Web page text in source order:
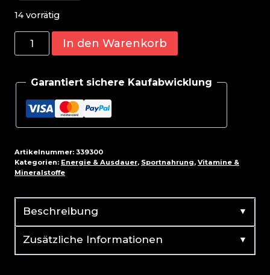
14 vorrätig
BioTech
Daily
-
30
Packs
Menge
In den Warenkorb
Garantiert sichere Kaufabwicklung
Artikelnummer: 339300
Kategorien: Energie & Ausdauer, Sportnahrung, Vitamine &
Mineralstoffe
Beschreibung ▼
Zusätzliche Informationen ▼